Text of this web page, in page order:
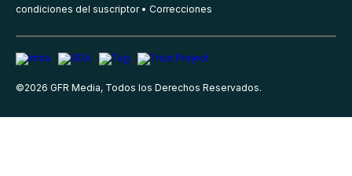
condiciones del suscriptor
Correcciones
©2026 GFR Media, Todos los Derechos Reservados.